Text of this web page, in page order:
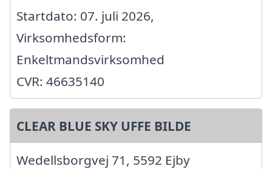
Startdato: 07. juli 2026,
Virksomhedsform:
Enkeltmandsvirksomhed
CVR: 46635140
CLEAR BLUE SKY UFFE BILDE
Wedellsborgvej 71, 5592 Ejby